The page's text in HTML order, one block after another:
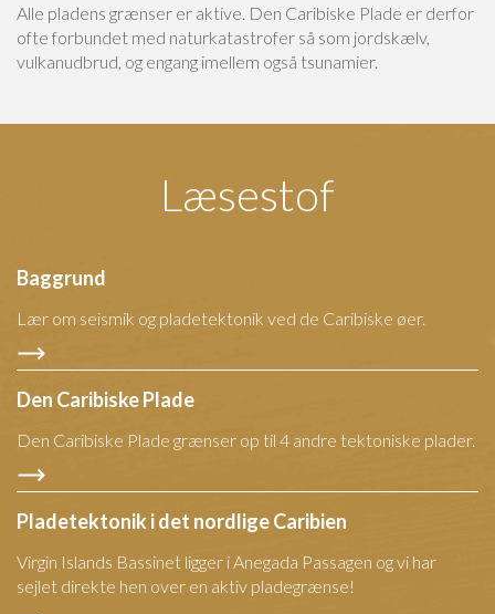
Alle pladens grænser er aktive. Den Caribiske Plade er derfor
ofte forbundet med naturkatastrofer så som jordskælv,
vulkanudbrud, og engang imellem også tsunamier.
Læsestof
Baggrund
Lær om seismik og pladetektonik ved de Caribiske øer.
Den Caribiske Plade
Den Caribiske Plade grænser op til 4 andre tektoniske plader.
Pladetektonik i det nordlige Caribien
Virgin Islands Bassinet ligger i Anegada Passagen og vi har
sejlet direkte hen over en aktiv pladegrænse!